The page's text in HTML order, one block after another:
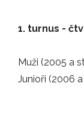
AKCE
1. turnus -
Muži (2005 a
Junioři (2006